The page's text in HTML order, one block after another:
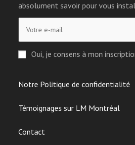
absolument savoir pour vous
Oui, je consens à mon
Notre Politique de confidentialité
Témoignages sur LM Montréal
Contact